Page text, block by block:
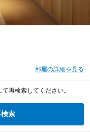
部屋の詳細を見る
再検索してください。
索